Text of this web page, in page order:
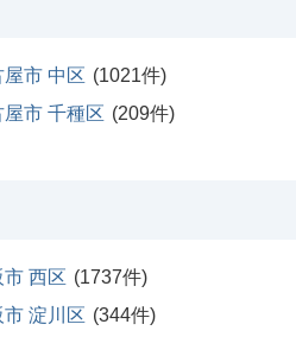
屋市 中区 (1021件)
屋市 千種区 (209件)
市 西区 (1737件)
市 淀川区 (344件)